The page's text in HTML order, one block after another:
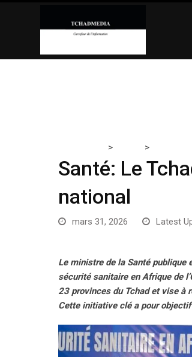
> >
Santé: Le
national
mars 31, 2026 Latest
Le ministre de la Santé publique
sécurité sanitaire en Afrique de
23 provinces du Tchad et vise à
Cette initiative clé a pour